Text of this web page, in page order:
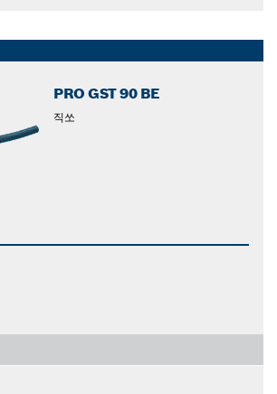
PRO GST 90 BE
직쏘